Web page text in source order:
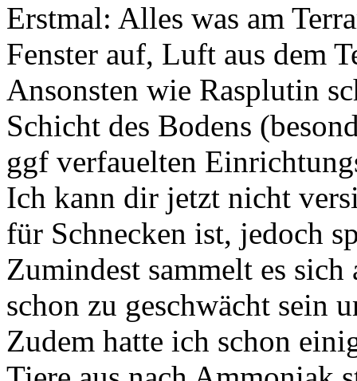
Erstmal: Alles was am
Fenster auf, Luft aus dem
Ansonsten wie Rasplutin
Schicht des Bodens
ggf verfauelten
Ich kann dir jetzt nicht
für Schnecken ist, jedoch
Zumindest sammelt es
schon zu geschwächt sein
Zudem hatte ich schon